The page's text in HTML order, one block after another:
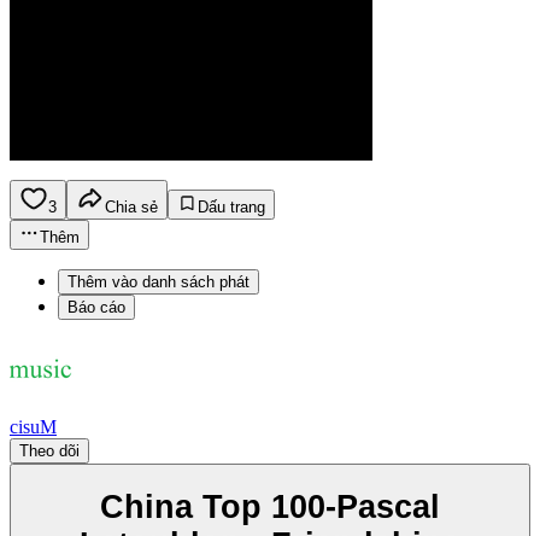
3 Chia sẻ
Dấu trang
Thêm
Thêm vào danh sách phát
Báo cáo
cisuM
Theo dõi
China Top 100-Pascal